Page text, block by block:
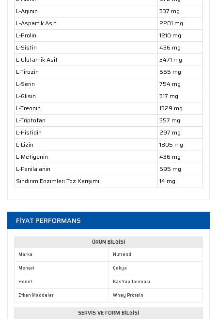
L-Arjinin
337 mg
L-Aspartik Asit
2201 mg
L-Prolin
1210 mg
L-Sistin
436 mg
L-Glutamik Asit
3471 mg
L-Tirozin
555 mg
L-Serin
754 mg
L-Glisin
317 mg
L-Treonin
1329 mg
L-Triptofan
357 mg
L-Histidin
297 mg
L-Lizin
1805 mg
L-Metiyonin
436 mg
L-Fenilalanin
595 mg
Sindirim Enzimleri Toz Karışımı
14 mg
FİYAT PERFORMANS
ÜRÜN BİLGİSİ
Marka
Nutrend
Menşei
Çekya
Hedef
Kas Yapılanması
Etken Maddeler
Whey Protein
SERVİS VE FORM BİLGİSİ